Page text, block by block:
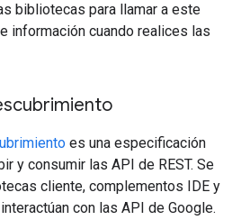
bibliotecas para llamar a este
información cuando realices las
es una especificación
y consumir las API de REST. Se
cliente, complementos IDE y
con las API de Google.